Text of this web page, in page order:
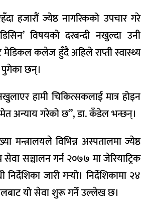
हजारौं ज्येष्ठ नागरिकको उपचार गरे
विषयको दरबन्दी नखुल्दा उनी
मेडिकल कलेज हुँदै अहिले राप्ती स्वास्थ्य
पुगेका छन्।
हामी चिकित्सकलाई मात्र होइन
अन्याय गरेको छ”, डा. कँडेल भन्छन्।
मन्त्रालयले विभिन्न अस्पतालमा ज्येष्ठ
सेवा सञ्चालन गर्न २०७७ मा जेरियाट्रिक
जारी गर्‍यो। निर्देशिकामा २४
यो सेवा शुरू गर्ने उल्लेख छ।